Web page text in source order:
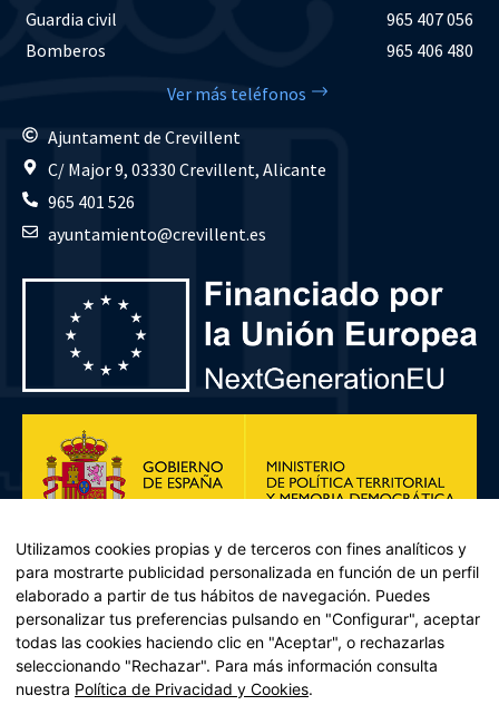
Guardia civil
965 407 056
Bomberos
965 406 480
Ver más teléfonos
Ajuntament de Crevillent
C/ Major 9, 03330 Crevillent, Alicante
965 401 526
ayuntamiento@crevillent.es
Plan de Recuperación, Transformación y Resiliencia – Financiado por
Utilizamos cookies propias y de terceros con fines analíticos y
para mostrarte publicidad personalizada en función de un perfil
elaborado a partir de tus hábitos de navegación. Puedes
personalizar tus preferencias pulsando en "Configurar", aceptar
todas las cookies haciendo clic en "Aceptar", o rechazarlas
seleccionando "Rechazar". Para más información consulta
nuestra Política de Privacidad y Cookies.